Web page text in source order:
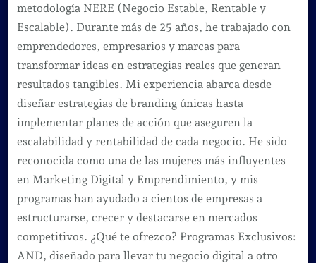
metodología NERE (Negocio Estable, Rentable y
Escalable). Durante más de 25 años, he trabajado con
emprendedores, empresarios y marcas para
transformar ideas en estrategias reales que generan
resultados tangibles. Mi experiencia abarca desde
diseñar estrategias de branding únicas hasta
implementar planes de acción que aseguren la
escalabilidad y rentabilidad de cada negocio. He sido
reconocida como una de las mujeres más influyentes
en Marketing Digital y Emprendimiento, y mis
programas han ayudado a cientos de empresas a
estructurarse, crecer y destacarse en mercados
competitivos. ¿Qué te ofrezco? Programas Exclusivos:
AND, diseñado para llevar tu negocio digital a otro